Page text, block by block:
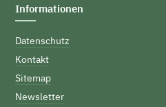
Informationen
Datenschutz
Kontakt
Sitemap
Newsletter